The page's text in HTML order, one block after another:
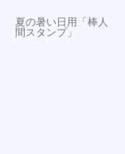
夏の暑い日用「棒人
間スタンプ」